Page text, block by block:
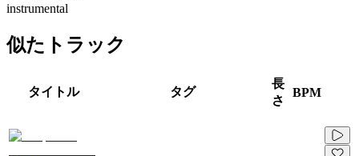
instrumental
似たトラック
タイトル タグ
長
さ
BPM